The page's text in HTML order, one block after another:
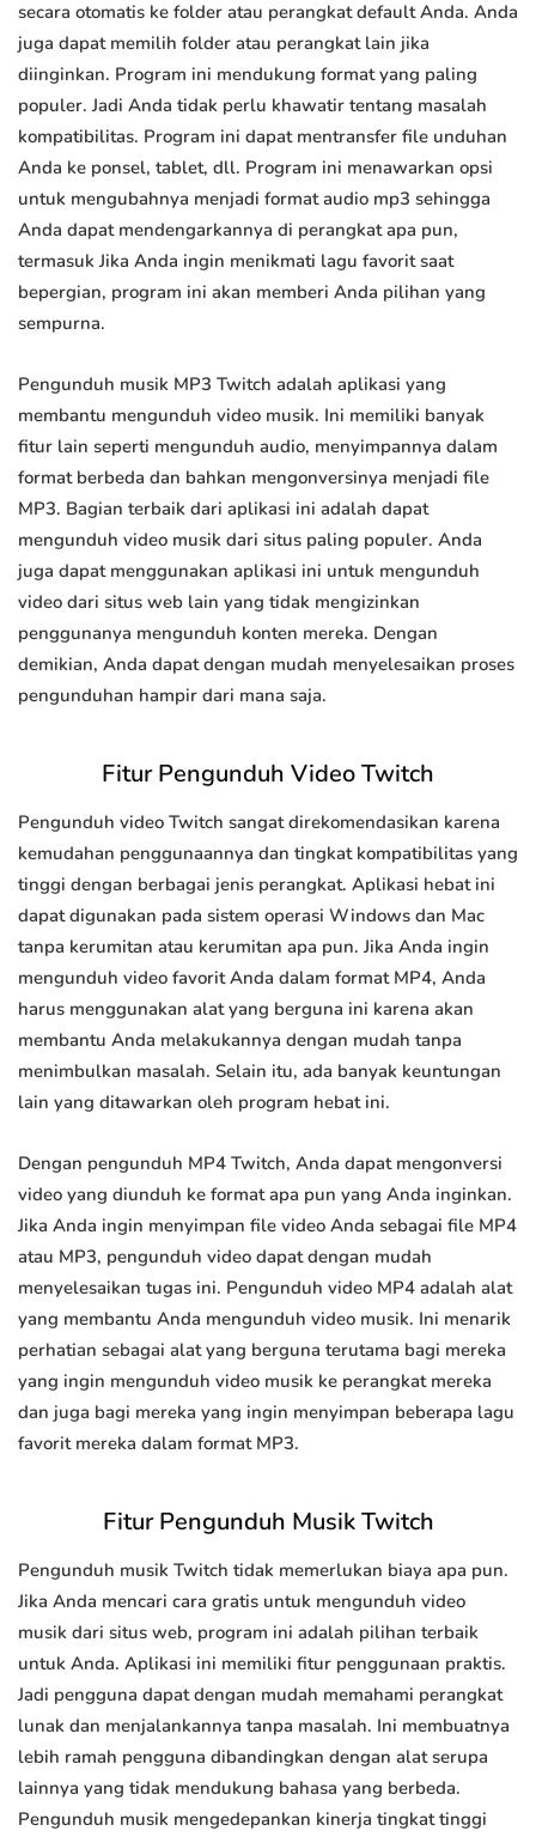
secara otomatis ke folder atau perangkat default Anda. Anda
juga dapat memilih folder atau perangkat lain jika
diinginkan. Program ini mendukung format yang paling
populer. Jadi Anda tidak perlu khawatir tentang masalah
kompatibilitas. Program ini dapat mentransfer file unduhan
Anda ke ponsel, tablet, dll. Program ini menawarkan opsi
untuk mengubahnya menjadi format audio mp3 sehingga
Anda dapat mendengarkannya di perangkat apa pun,
termasuk Jika Anda ingin menikmati lagu favorit saat
bepergian, program ini akan memberi Anda pilihan yang
sempurna.
Pengunduh musik MP3 Twitch adalah aplikasi yang
membantu mengunduh video musik. Ini memiliki banyak
fitur lain seperti mengunduh audio, menyimpannya dalam
format berbeda dan bahkan mengonversinya menjadi file
MP3. Bagian terbaik dari aplikasi ini adalah dapat
mengunduh video musik dari situs paling populer. Anda
juga dapat menggunakan aplikasi ini untuk mengunduh
video dari situs web lain yang tidak mengizinkan
penggunanya mengunduh konten mereka. Dengan
demikian, Anda dapat dengan mudah menyelesaikan proses
pengunduhan hampir dari mana saja.
Fitur Pengunduh Video Twitch
Pengunduh video Twitch sangat direkomendasikan karena
kemudahan penggunaannya dan tingkat kompatibilitas yang
tinggi dengan berbagai jenis perangkat. Aplikasi hebat ini
dapat digunakan pada sistem operasi Windows dan Mac
tanpa kerumitan atau kerumitan apa pun. Jika Anda ingin
mengunduh video favorit Anda dalam format MP4, Anda
harus menggunakan alat yang berguna ini karena akan
membantu Anda melakukannya dengan mudah tanpa
menimbulkan masalah. Selain itu, ada banyak keuntungan
lain yang ditawarkan oleh program hebat ini.
Dengan pengunduh MP4 Twitch, Anda dapat mengonversi
video yang diunduh ke format apa pun yang Anda inginkan.
Jika Anda ingin menyimpan file video Anda sebagai file MP4
atau MP3, pengunduh video dapat dengan mudah
menyelesaikan tugas ini. Pengunduh video MP4 adalah alat
yang membantu Anda mengunduh video musik. Ini menarik
perhatian sebagai alat yang berguna terutama bagi mereka
yang ingin mengunduh video musik ke perangkat mereka
dan juga bagi mereka yang ingin menyimpan beberapa lagu
favorit mereka dalam format MP3.
Fitur Pengunduh Musik Twitch
Pengunduh musik Twitch tidak memerlukan biaya apa pun.
Jika Anda mencari cara gratis untuk mengunduh video
musik dari situs web, program ini adalah pilihan terbaik
untuk Anda. Aplikasi ini memiliki fitur penggunaan praktis.
Jadi pengguna dapat dengan mudah memahami perangkat
lunak dan menjalankannya tanpa masalah. Ini membuatnya
lebih ramah pengguna dibandingkan dengan alat serupa
lainnya yang tidak mendukung bahasa yang berbeda.
Pengunduh musik mengedepankan kinerja tingkat tinggi